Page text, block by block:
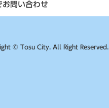
お問い合わせ
© Tosu City. All Right Reserved.